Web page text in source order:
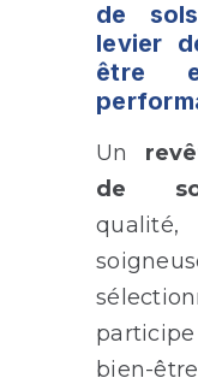
de
levier
être
Un
de
qualité,
bien-